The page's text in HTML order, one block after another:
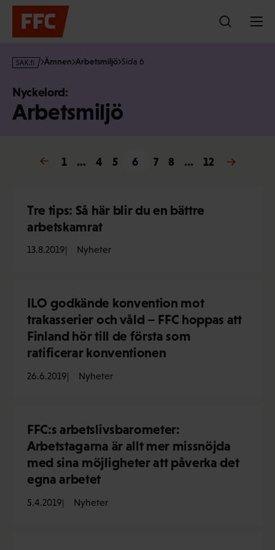
Hoppa
innehållet
s
k
·
f
Ämnen Arbetsmiljö Sida 6
Nyckelord:
Arbetsmiljö
← Föregående
1 … 4 5 6 7 8 … 12Nästa →
Tre tips: Så här blir du en bättre
arbetskamrat
13.8.2019 Nyheter
ILO godkände konvention mot
trakasserier och våld – FFC hoppas att
Finland hör till de första som
ratificerar konventionen
26.6.2019 Nyheter
FFC:s arbetslivsbarometer:
Arbetstagarna är allt mer missnöjda
med sina möjligheter att påverka det
egna arbetet
5.4.2019 Nyheter